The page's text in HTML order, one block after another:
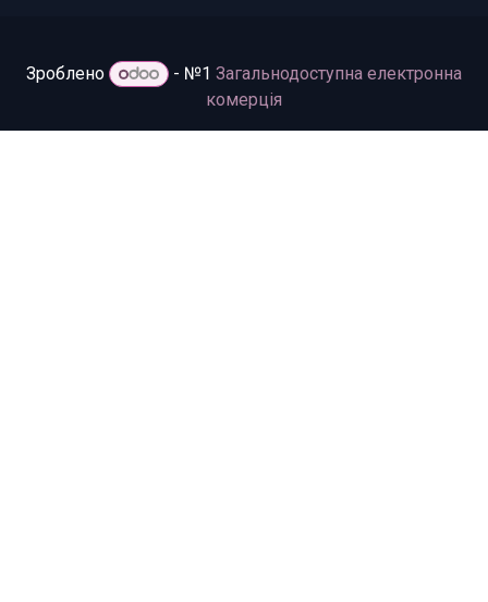
Зроблено - №1 Загальнодоступна електронна
комерція